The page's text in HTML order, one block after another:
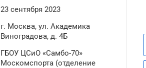
23 сентября 2023
г. Москва, ул. Академика
Виноградова, д. 4Б
ГБОУ ЦСиО «Самбо-70»
Москомспорта (отделение